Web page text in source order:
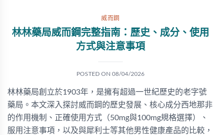
威而鋼
林林藥局威而鋼完整指南：歷史、成分、使用
方式與注意事項
POSTED ON 08/04/2026
林林藥局創立於1903年，是擁有超過一世紀歷史的老字號
藥局。本文深入探討威而鋼的歷史發展、核心成分西地那非
的作用機制、正確使用方式（50mg與100mg規格選擇）、
服用注意事項，以及與犀利士等其他男性健康產品的比較，